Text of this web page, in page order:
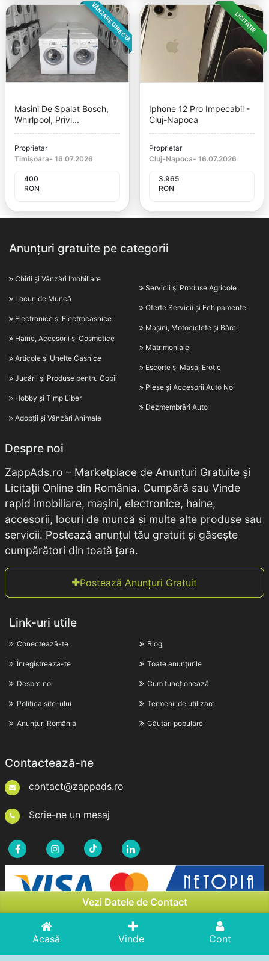
Vezi Datele de Contact
VÂNZARE DIRECTA
Masini De Spalat Bosch,
Whirlpool, Privi...
Proprietar
Timișoara- 16.07.2026
400
RON
LICITAȚIE
Iphone 12 Pro Impecabil -
Cluj-Napoca
Proprietar
Cluj-Napoca- 16.07.2026
3.965
RON
Acasă Vinde Cont
Anunțuri gratuite pe categorii
Chirii și Vânzări Imobiliare
Locuri de Muncă
Electronice și Electrocasnice
Haine, Accesorii și Cosmetice
Articole și Unelte Casnice
Jucării și Produse pentru Copii
Hobby și Timp Liber
Adopții și Vânzări Animale
Servicii și Produse Agricole
Oferte Servicii și Echipamente
Mașini, Motociclete și Bărci
Matrimoniale
Escorte și Masaj Erotic
Piese și Accesorii Auto Noi
Dezmembrări Auto
Despre noi
ZappAds.ro – Marketplace de Anunțuri Gratuite și
Licitații Online din România. Cumpără sau Vinde
rapid imobiliare, mașini, electronice, haine,
accesorii, locuri de muncă și multe alte produse sau
servicii. Postează anunțul tău gratuit și găsește
cumpărători din toată țara.
Postează Anunțuri Gratuit
Link-uri utile
Conectează-te
Înregistrează-te
Despre noi
Politica site-ului
Anunțuri România
Blog
Toate anunțurile
Cum funcționează
Termenii de utilizare
Căutari populare
Contactează-ne
contact@zappads.ro
Scrie-ne un mesaj